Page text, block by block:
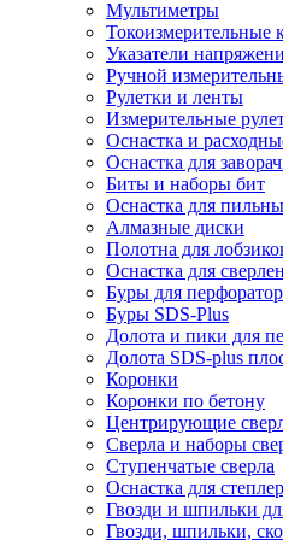
Мультиметры
Токоизмерительные
Указатели
Ручной
Рулетки и ленты
Измерительные
Оснастка и
Оснастка для
Биты и наборы бит
Оснастка для
Алмазные диски
Полотна для
Оснастка для
Буры для
Буры SDS-Plus
Долота и пики для
Долота SDS-plus
Коронки
Коронки по бетону
Центрирующие
Сверла и наборы
Ступенчатые сверла
Оснастка для
Гвозди и шпильки
Гвозди, шпильки,